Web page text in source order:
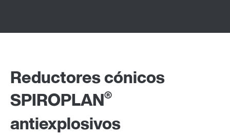
Reductores cónicos
SPIROPLAN®
antiexplosivos